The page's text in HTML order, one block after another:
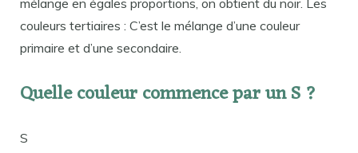
mélange en égales proportions, on obtient du noir. Les
couleurs tertiaires : C’est le mélange d’une couleur
primaire et d’une secondaire.
Quelle couleur commence par un S ?
S